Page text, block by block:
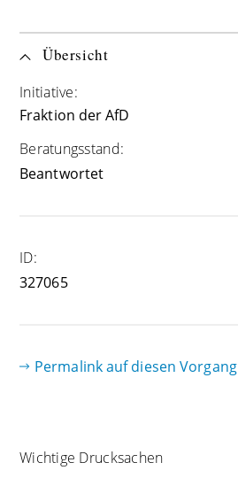
Übersicht
Initiative:
Fraktion der AfD
Beratungsstand:
Beantwortet
ID:
327065
Permalink auf diesen Vorgang
Wichtige Drucksachen